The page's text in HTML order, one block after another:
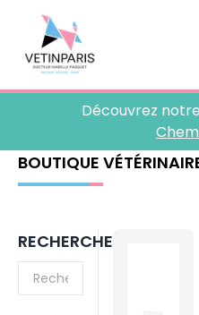
Découvrez
BOUTIQUE
RECHERCHE